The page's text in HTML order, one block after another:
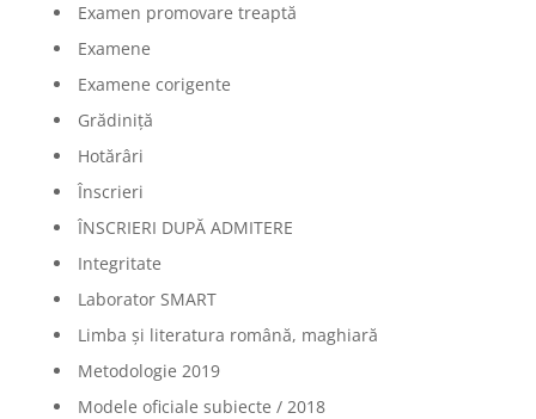
Examen promovare treaptă
Examene
Examene corigente
Grădiniță
Hotărâri
Înscrieri
ÎNSCRIERI DUPĂ ADMITERE
Integritate
Laborator SMART
Limba şi literatura română, maghiară
Metodologie 2019
Modele oficiale subiecte / 2018